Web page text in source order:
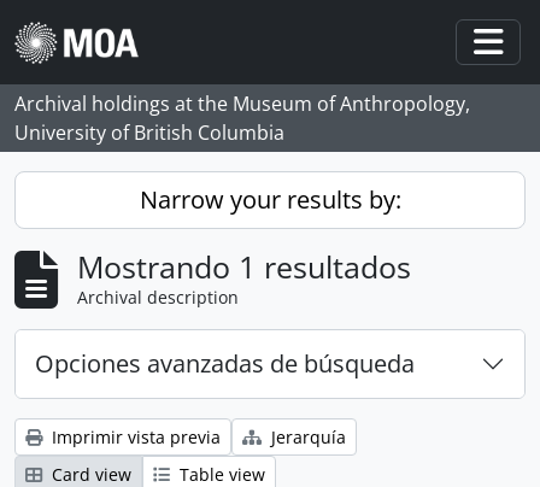
Skip to main content
Archival holdings at the Museum of Anthropology,
University of British Columbia
Narrow your results by:
Mostrando 1 resultados
Archival description
Opciones avanzadas de búsqueda
Imprimir vista previa
Jerarquía
Card view
Table view